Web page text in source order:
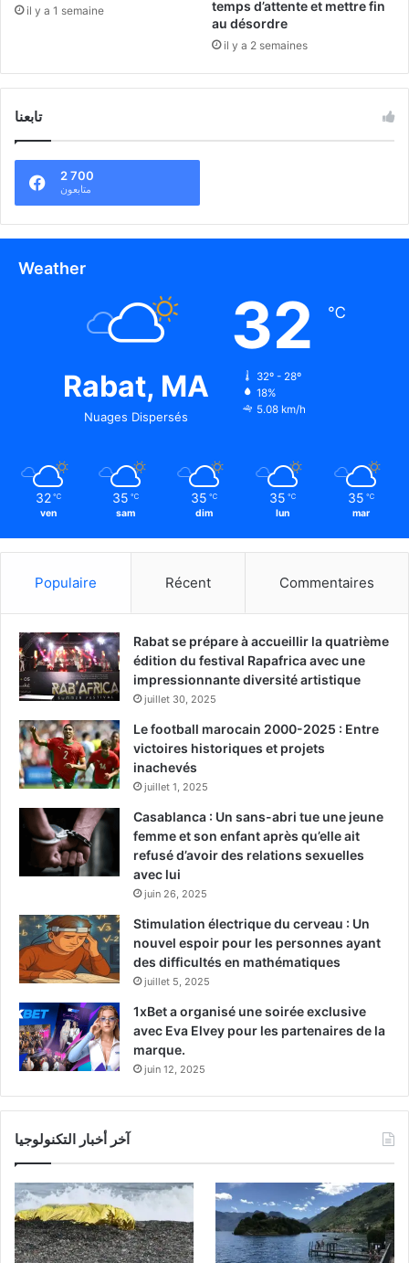
il y a 1 semaine
temps d’attente et mettre fin
au désordre
il y a 2 semaines
تابعنا
2 700
متابعون
Weather
Rabat, MA
Nuages Dispersés
32 ℃
32º - 28º
18%
5.08 km/h
32 ℃
ven
35 ℃
sam
35 ℃
dim
35 ℃
lun
35 ℃
mar
Populaire Récent Commentaires
Rabat se prépare à accueillir la quatrième
édition du festival Rapafrica avec une
impressionnante diversité artistique
juillet 30, 2025
Le football marocain 2000-2025 : Entre
victoires historiques et projets
inachevés
juillet 1, 2025
Casablanca : Un sans-abri tue une jeune
femme et son enfant après qu’elle ait
refusé d’avoir des relations sexuelles
avec lui
juin 26, 2025
Stimulation électrique du cerveau : Un
nouvel espoir pour les personnes ayant
des difficultés en mathématiques
juillet 5, 2025
1xBet a organisé une soirée exclusive
avec Eva Elvey pour les partenaires de la
marque.
juin 12, 2025
آخر أخبار التكنولوجيا